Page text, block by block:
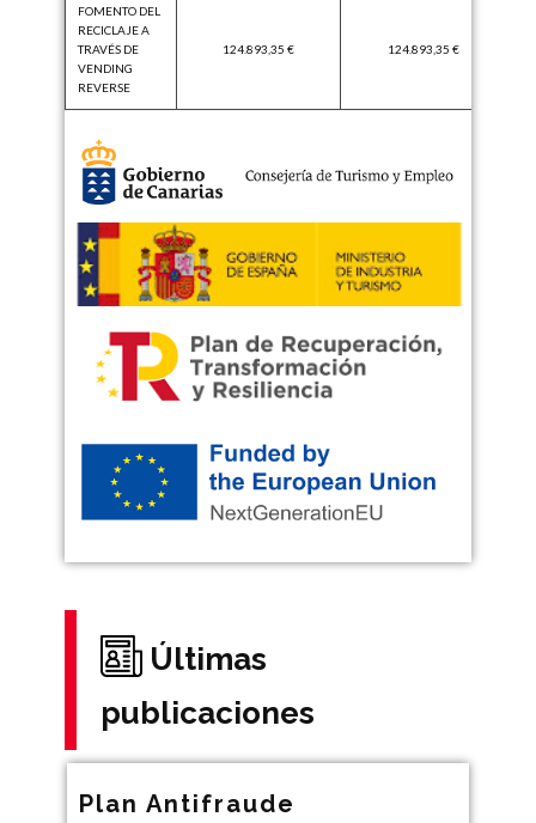
FOMENTO DEL
RECICLAJE A
TRAVÉS DE
VENDING
REVERSE
124.893,35 € 124.893,35 €
Últimas
publicaciones
Plan Antifraude